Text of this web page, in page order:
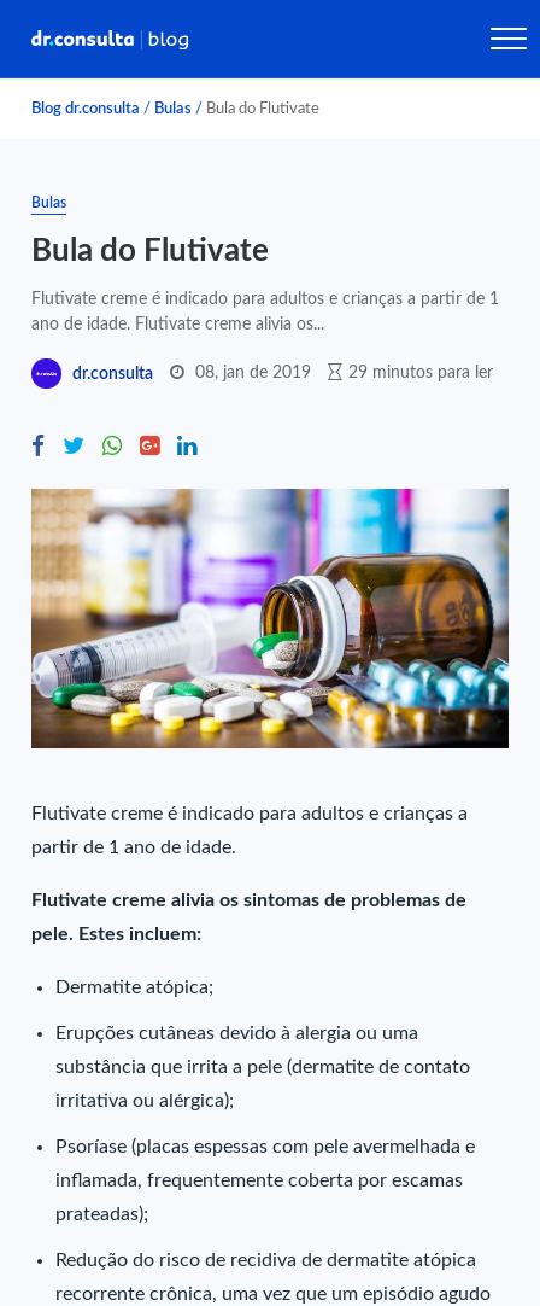
Blog dr.consulta / Bulas / Bula do Flutivate
Bulas
Bula do Flutivate
Flutivate creme é indicado para adultos e crianças a partir de 1
ano de idade. Flutivate creme alivia os...
dr.consulta 08, jan de 2019 29 minutos para ler
Flutivate creme é indicado para adultos e crianças a
partir de 1 ano de idade.
Flutivate creme alivia os sintomas de problemas de
pele. Estes incluem:
Dermatite atópica;
Erupções cutâneas devido à alergia ou uma
substância que irrita a pele (dermatite de contato
irritativa ou alérgica);
Psoríase (placas espessas com pele avermelhada e
inflamada, frequentemente coberta por escamas
prateadas);
Redução do risco de recidiva de dermatite atópica
recorrente crônica, uma vez que um episódio agudo